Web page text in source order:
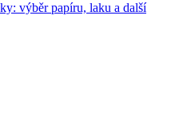
výběr papíru, laku a další